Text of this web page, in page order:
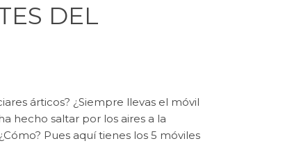
DEL
árticos? ¿Siempre llevas el móvil
hecho saltar por los aires a la
Pues aquí tienes los 5 móviles